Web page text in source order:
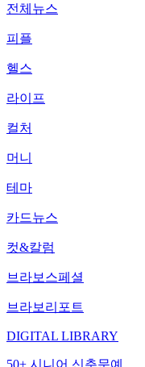
전체뉴스
피플
헬스
라이프
컬처
머니
테마
카드뉴스
컷&칼럼
브라보스페셜
브라보리포트
DIGITAL LIBRARY